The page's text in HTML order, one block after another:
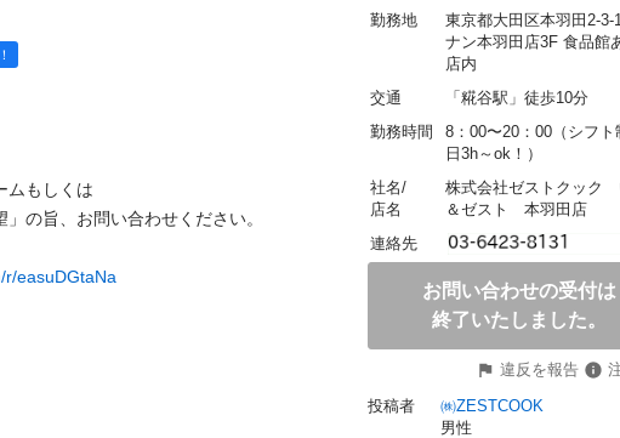
ムもしくは
の旨、お問い合わせください。
easuDGtaNa
勤務地
東京都大田区本羽田2-3-
ナン本羽田店3F 食品館
店内
交通
「糀谷駅」徒歩10分
勤務時間
8：00〜20：00（シフト
日3h～ok！）
社名/
店名
株式会社ゼストクック
＆ゼスト　本羽田店
連絡先
お問い合わせの受付は
終了いたしました。
違反を報告
投稿者
㈱ZESTCOOK
男性